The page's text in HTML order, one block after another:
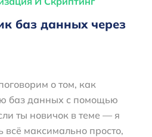
баз данных через
о том, как
баз данных с помощью
ты новичок в теме — я
всё максимально просто,